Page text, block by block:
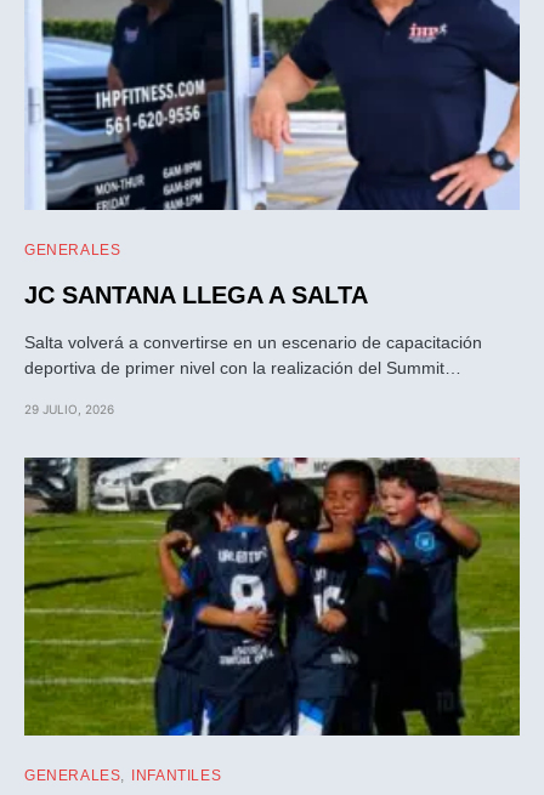
GENERALES
JC SANTANA LLEGA A SALTA
Salta volverá a convertirse en un escenario de capacitación
deportiva de primer nivel con la realización del Summit…
29 JULIO, 2026
GENERALES INFANTILES